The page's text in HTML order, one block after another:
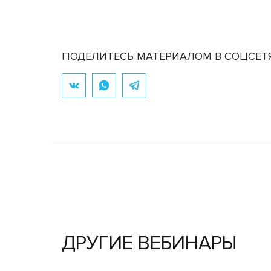
ПОДЕЛИТЕСЬ МАТЕРИАЛОМ В
ДРУГИЕ ВЕБИНАРЫ